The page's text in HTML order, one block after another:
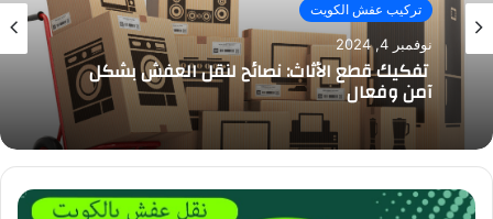
تركيب عفش الكويت
نوفمبر 4, 2024
تفكيك قطع الأثاث: نصائح لنقل العفش بشكل
آمن وفعال